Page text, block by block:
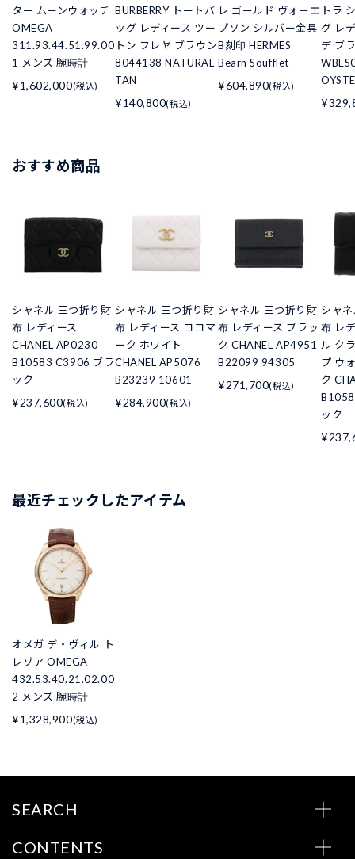
ター ムーンウォッチ
OMEGA
311.93.44.51.99.00
1 メンズ 腕時計
¥1,602,000(税込)
BURBERRY トートバ
ッグ レディース ツー
トン フレヤ ブラウン
8044138 NATURAL
TAN
¥140,800(税込)
レ ゴールド ヴォーエ
プソン シルバー金具
B刻印 HERMES
Bearn Soufflet
¥604,890(税込)
トラ
グ レ
デ ブ
おすすめ商品
シャネル 三つ折り財
布 レディース
CHANEL AP0230
B10583 C3906 ブラ
ック
¥237,600(税込)
シャネル 三つ折り財
布 レディース ココマ
ーク ホワイト
CHANEL AP5076
B23239 10601
¥284,900(税込)
シャネル 三つ折り財
布 レディース ブラッ
ク CHANEL AP4951
B22099 94305
¥271,700(税込)
シャ
布 レ
ル ク
プ ウ
ク
ック
最近チェックしたアイテム
オメガ デ・ヴィル ト
レゾア OMEGA
432.53.40.21.02.00
2 メンズ 腕時計
¥1,328,900(税込)
SEARCH
CONTENTS